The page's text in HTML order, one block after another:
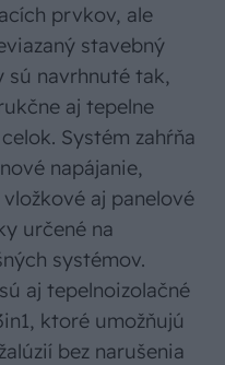
prvkov, ale
stavebný
sú navrhnuté tak,
aj tepelne
Systém zahŕňa
napájanie,
aj panelové
určené na
systémov.
aj tepelnoizolačné
ktoré umožňujú
bez narušenia